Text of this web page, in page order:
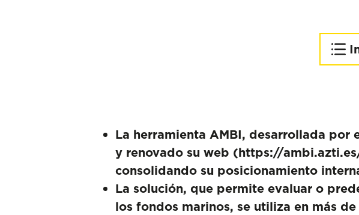
La herramienta AMBI, desarrollada
y renovado su web (https://
consolidando su posicionamiento
La solución, que permite evaluar o
los fondos marinos, se utiliza en más